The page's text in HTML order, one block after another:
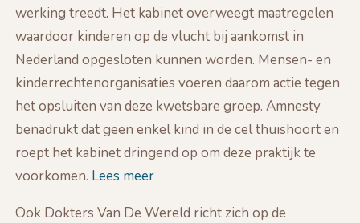
werking treedt. Het kabinet overweegt maatregelen
waardoor kinderen op de vlucht bij aankomst in
Nederland opgesloten kunnen worden. Mensen- en
kinderrechtenorganisaties voeren daarom actie tegen
het opsluiten van deze kwetsbare groep. Amnesty
benadrukt dat geen enkel kind in de cel thuishoort en
roept het kabinet dringend op om deze praktijk te
voorkomen. Lees meer
Ook Dokters Van De Wereld richt zich op de